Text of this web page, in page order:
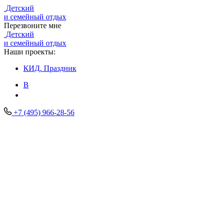
Детский
и семейный отдых
Перезвоните мне
Детский
и семейный отдых
Наши проекты:
КИД. Праздник
В
+7 (495) 966-28-56